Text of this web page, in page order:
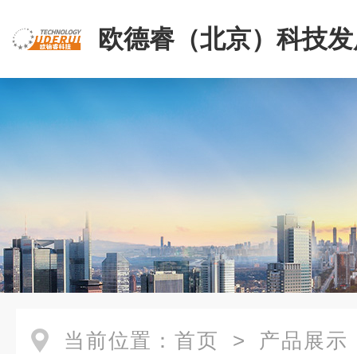
欧德睿（北京）科技
公司
当前位置： 首页 > 产品展示